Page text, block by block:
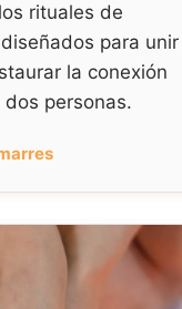
rituales de
para unir
la conexión
personas.